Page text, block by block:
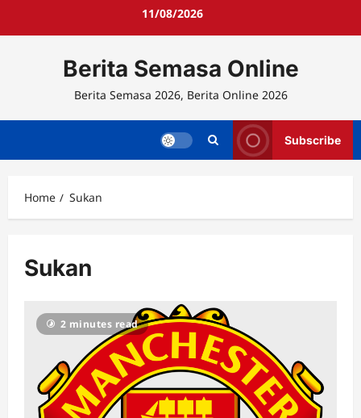
11/08/2026
Berita Semasa Online
Berita Semasa 2026, Berita Online 2026
Subscribe
Home Sukan
Sukan
2 minutes read